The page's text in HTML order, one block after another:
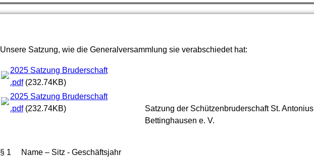
Unsere Satzung, wie die Generalversammlung sie verabschiedet hat:
2025 Satzung Bruderschaft
.pdf(232.74KB)
2025 Satzung Bruderschaft
.pdf(232.74KB)
Satzung der Schützenbruderschaft St. Antonius
Bettinghausen e. V.
§ 1 Name – Sitz - Geschäftsjahr